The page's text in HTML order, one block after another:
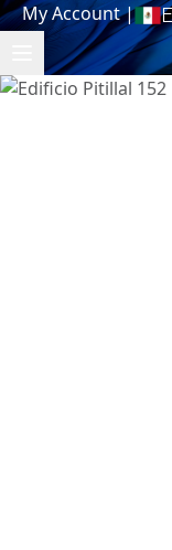
My Account|